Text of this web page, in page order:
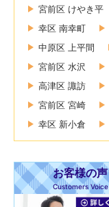
宮前区 けやき平
幸区 南幸町
中原区 上平間
宮前区 水沢
高津区 諏訪
宮前区 宮崎
幸区 新小倉
お客様の声
Customers Voice